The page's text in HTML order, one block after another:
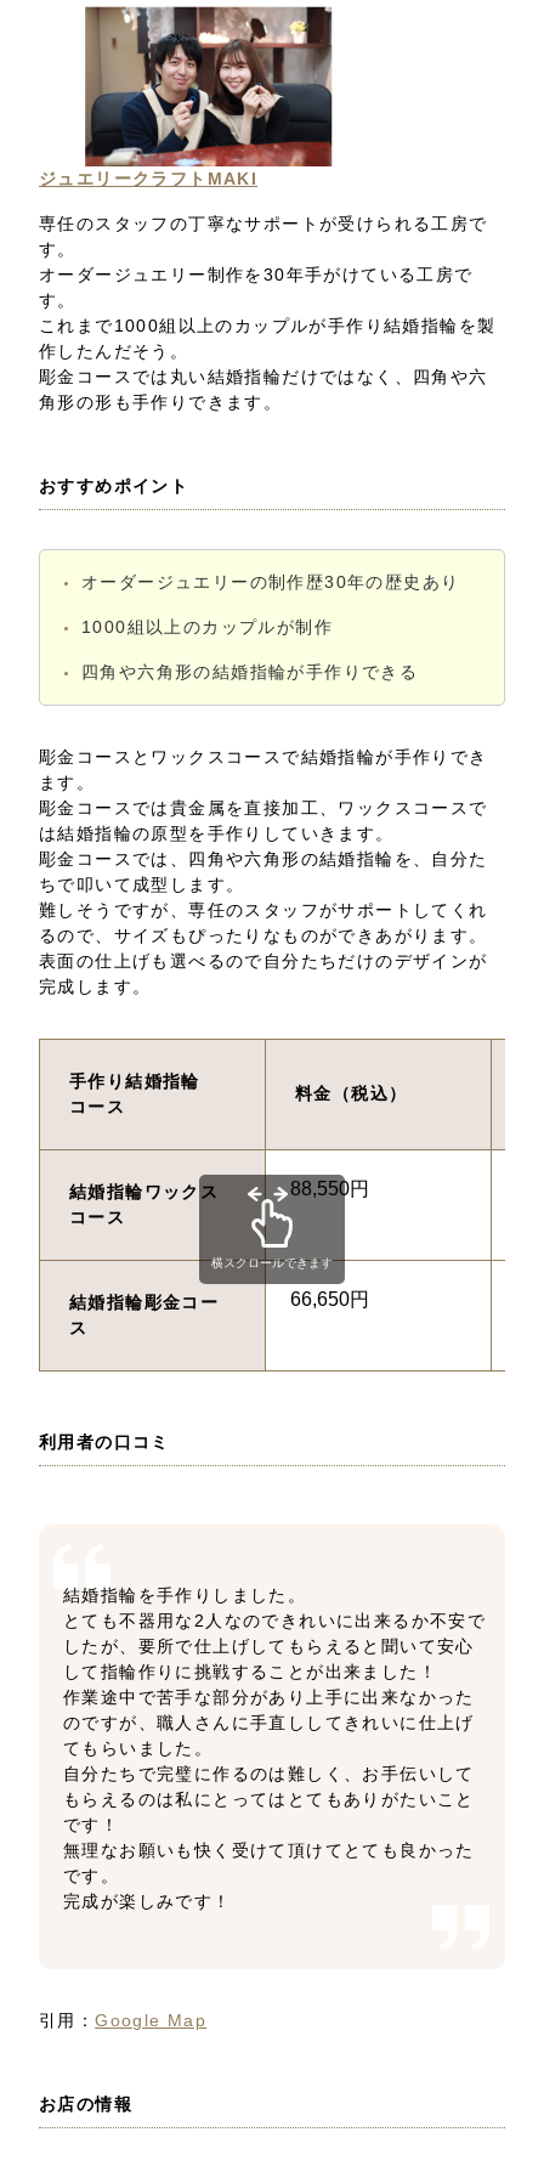
ジュエリークラフトMAKI
専任のスタッフの丁寧なサポートが受けられる工房で
す。
オーダージュエリー制作を30年手がけている工房で
す。
これまで1000組以上のカップルが手作り結婚指輪を製
作したんだそう。
彫金コースでは丸い結婚指輪だけではなく、四角や六
角形の形も手作りできます。
おすすめポイント
オーダージュエリーの制作歴30年の歴史あり
1000組以上のカップルが制作
四角や六角形の結婚指輪が手作りできる
彫金コースとワックスコースで結婚指輪が手作りでき
ます。
彫金コースでは貴金属を直接加工、ワックスコースで
は結婚指輪の原型を手作りしていきます。
彫金コースでは、四角や六角形の結婚指輪を、自分た
ちで叩いて成型します。
難しそうですが、専任のスタッフがサポートしてくれ
るので、サイズもぴったりなものができあがります。
表面の仕上げも選べるので自分たちだけのデザインが
完成します。
手作り結婚指輪
コース
料金（税込）
結婚指輪ワックス
コース
88,550円
結婚指輪彫金コー
ス
66,650円
横スクロールできます
利用者の口コミ
結婚指輪を手作りしました。
とても不器用な2人なのできれいに出来るか不安で
したが、要所で仕上げしてもらえると聞いて安心
して指輪作りに挑戦することが出来ました！
作業途中で苦手な部分があり上手に出来なかった
のですが、職人さんに手直ししてきれいに仕上げ
てもらいました。
自分たちで完璧に作るのは難しく、お手伝いして
もらえるのは私にとってはとてもありがたいこと
です！
無理なお願いも快く受けて頂けてとても良かった
です。
完成が楽しみです！
引用：Google Map
お店の情報